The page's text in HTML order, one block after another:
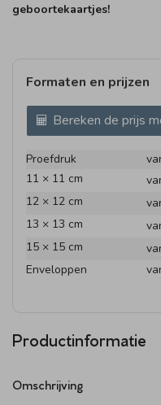
geboortekaartjes!
Formaten en prijzen
Bereken de prijs
Proefdruk
11 × 11 cm
12 × 12 cm
13 × 13 cm
15 × 15 cm
Enveloppen
Productinformatie
Omschrijving